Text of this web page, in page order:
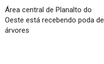
Área central de Planalto do
Oeste está recebendo poda de
árvores